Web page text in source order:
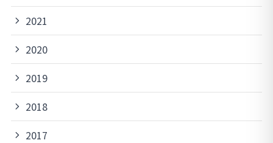
2021
2020
2019
2018
2017